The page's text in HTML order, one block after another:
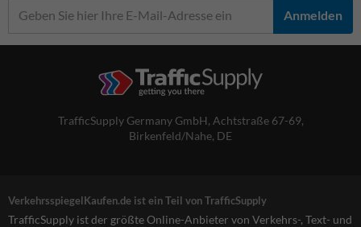
Anmelden
TrafficSupply Germany GmbH, Achtstraße 67-69,
Birkenfeld/Nahe, DE
VerkehrsspiegelKaufen.de ist ein Teil von TrafficSupply
TrafficSupply ist der größte Online-Anbieter von Verkehrs-, Text- und